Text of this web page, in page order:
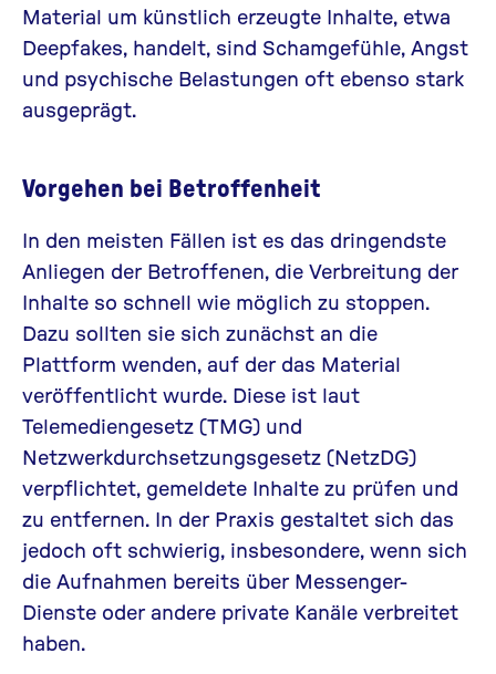
Material um künstlich erzeugte Inhalte, etwa
Deepfakes, handelt, sind Schamgefühle, Angst
und psychische Belastungen oft ebenso stark
ausgeprägt.
Vorgehen bei Betroffenheit
In den meisten Fällen ist es das dringendste
Anliegen der Betroffenen, die Verbreitung der
Inhalte so schnell wie möglich zu stoppen.
Dazu sollten sie sich zunächst an die
Plattform wenden, auf der das Material
veröffentlicht wurde. Diese ist laut
Telemediengesetz (TMG) und
Netzwerkdurchsetzungsgesetz (NetzDG)
verpflichtet, gemeldete Inhalte zu prüfen und
zu entfernen. In der Praxis gestaltet sich das
jedoch oft schwierig, insbesondere, wenn sich
die Aufnahmen bereits über Messenger-
Dienste oder andere private Kanäle verbreitet
haben.